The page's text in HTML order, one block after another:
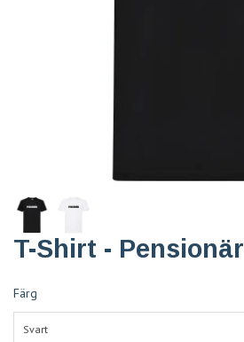
T-Shirt - Pensionär
Färg
Svart